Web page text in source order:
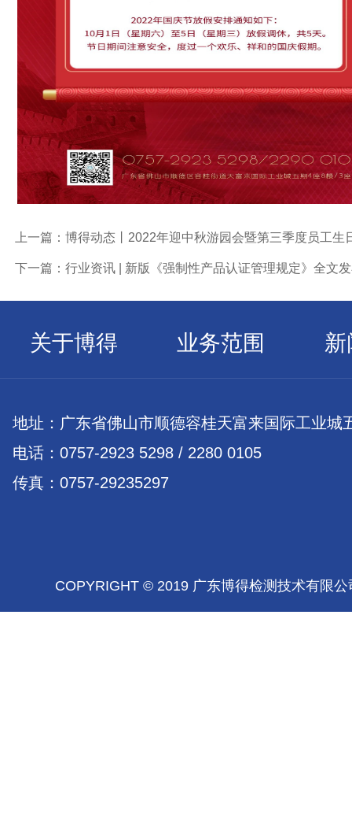
上一篇：博得动态丨2022年迎中秋游园会暨第三季度员工生
下一篇：行业资讯 | 新版《强制性产品认证管理规定》全文
关于博得 业务范围 新
地址：广东省佛山市顺德容桂天富来国际工业城
电话：0757-2923 5298 / 2280 0105
传真：0757-29235297
COPYRIGHT © 2019 广东博得检测技术有限